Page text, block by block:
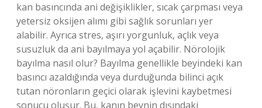
kan basıncında ani değişiklikler, sıcak çarpması veya
yetersiz oksijen alımı gibi sağlık sorunları yer
alabilir. Ayrıca stres, aşırı yorgunluk, açlık veya
susuzluk da ani bayılmaya yol açabilir. Nörolojik
bayılma nasıl olur? Bayılma genellikle beyindeki kan
basıncı azaldığında veya durduğunda bilinci açık
tutan nöronların geçici olarak işlevini kaybetmesi
sonucu oluşur. Bu, kanın beynin dışındaki